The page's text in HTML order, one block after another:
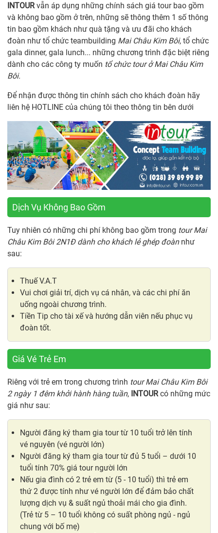
INTOURvẫn áp dụng những chính sách giá tour bao gồm
và không bao gồm ở trên, những sẽ thông thêm 1 số thông
tin bao gồm khách như quà tặng và ưu đãi cho khách
đoàn như tổ chức teambuilding Mai Châu Kim Bôi, tổ chức
gala dinner, gala lunch... những chương trình đặc biệt riêng
dành cho các công ty muốn tổ chức tour ở Mai Châu Kim
Bôi.
Để nhận được thông tin chính sách cho khách đoàn hãy
liên hệ HOTLINE của chúng tôi theo thông tin bên dưới
Dịch Vụ Không Bao Gồm
Tuy nhiên có những chi phí không bao gồm trong tour Mai
Châu Kim Bôi 2N1Đ dành cho khách lẻ ghép đoànnhư
sau:
Thuế V.A.T
Vui chơi giải trí, dịch vụ cá nhân, và các chi phí ăn
uống ngoài chương trình.
Tiền Tip cho tài xế và hướng dẫn viên nếu phục vụ
đoàn tốt.
Giá Vé Trẻ Em
Riêng với trẻ em trong chương trình tour Mai Châu Kim Bôi
2 ngày 1 đêm khởi hành hàng tuần, INTOURcó những mức
giá như sau:
Người đăng ký tham gia tour từ 10 tuổi trở lên tính
vé nguyên (vé người lớn)
Người đăng ký tham gia tour từ đủ 5 tuổi – dưới 10
tuổi tính 70% giá tour người lớn
Nếu gia đình có 2 trẻ em từ (5 - 10 tuổi) thì trẻ em
thứ 2 được tính như vé người lớn để đảm bảo chất
lượng dịch vụ & suất ngủ thoải mái cho gia đình.
(Trẻ từ 5 – 10 tuổi không có suất phòng ngủ - ngủ
chung với bố mẹ)